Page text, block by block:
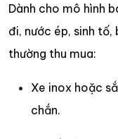
Dành cho mô hình
đi, nước ép, sinh tố,
thường thu mua:
Xe inox hoặc
chắn.